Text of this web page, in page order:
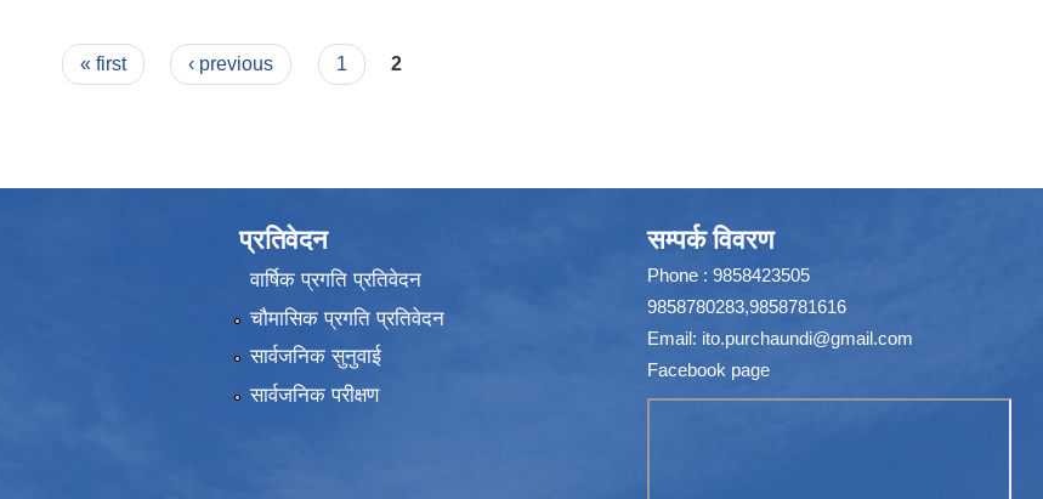
« first ‹ previous 1 2
प्रतिवेदन
वार्षिक प्रगति प्रतिवेदन
चौमासिक प्रगति प्रतिवेदन
सार्वजनिक सुनुवाई
सार्वजनिक परीक्षण
सम्पर्क विवरण
Phone : 9858423505
9858780283,9858781616
Email: ito.purchaundi@gmail.com
Facebook page